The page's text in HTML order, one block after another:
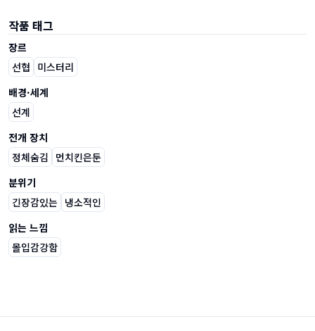
작품 태그
장르
선협 미스터리
배경·세계
선계
전개 장치
정체숨김 먼치킨은둔
분위기
긴장감있는 냉소적인
읽는 느낌
몰입감강함